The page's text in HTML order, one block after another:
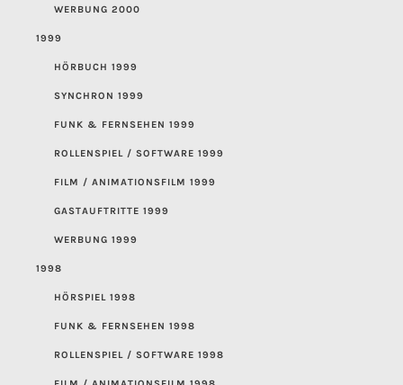
WERBUNG 2000
1999
HÖRBUCH 1999
SYNCHRON 1999
FUNK & FERNSEHEN 1999
ROLLENSPIEL / SOFTWARE 1999
FILM / ANIMATIONSFILM 1999
GASTAUFTRITTE 1999
WERBUNG 1999
1998
HÖRSPIEL 1998
FUNK & FERNSEHEN 1998
ROLLENSPIEL / SOFTWARE 1998